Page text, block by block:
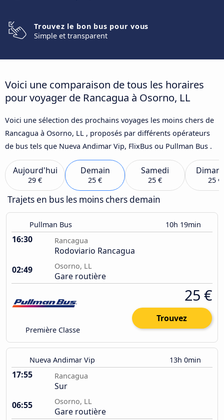
Trouvez le bon bus pour vous
Simple et transparent
Voici une comparaison de tous les horaires
pour voyager de Rancagua à Osorno, LL
Voici une sélection des prochains voyages les moins chers de
Rancagua à Osorno, LL , proposés par différents opérateurs
de bus tels que Nueva Andimar Vip, FlixBus ou Pullman Bus .
Aujourd'hui
29 €
Demain
25 €
Samedi
25 € 25 €
Trajets en bus les moins chers demain
Pullman Bus 10h 19min
16:30 Rancagua
Rodoviario Rancagua
02:49
Osorno, LL
Gare routière
Première Classe
25 €
Trouvez
Nueva Andimar Vip 13h 0min
17:55 Rancagua
Sur
06:55
Osorno, LL
Gare routière